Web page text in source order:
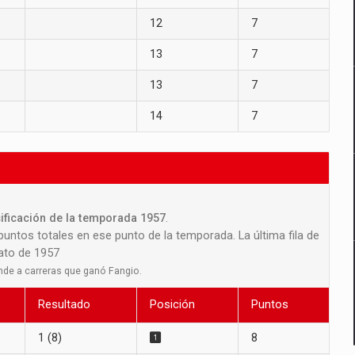
12 7
13 7
13 7
14 7
de la temporada 1957.
totales en ese punto de la temporada. La última fila de
de 1957
a carreras que ganó Fangio.
Resultado Posición Puntos
1 (8) 8